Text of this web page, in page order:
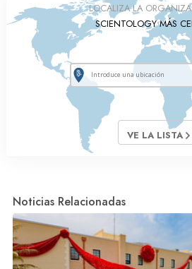
LOCALIZA LA
SCIENTOLOGY MÁS
VE LA LISTA
Noticias Relacionadas